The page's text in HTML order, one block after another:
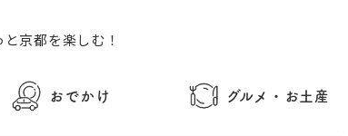
と京都を楽しむ！
おでかけ グルメ・お土産